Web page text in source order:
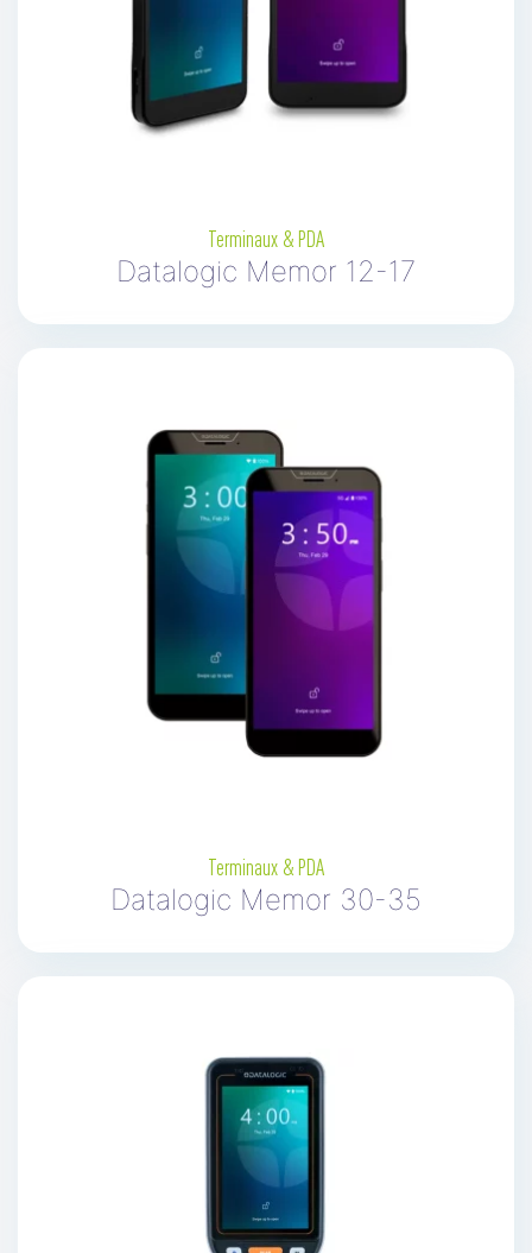
Terminaux & PDA
Datalogic Memor 12-17
Terminaux & PDA
Datalogic Memor 30-35